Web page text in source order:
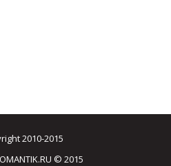
2010-2015
© 2015